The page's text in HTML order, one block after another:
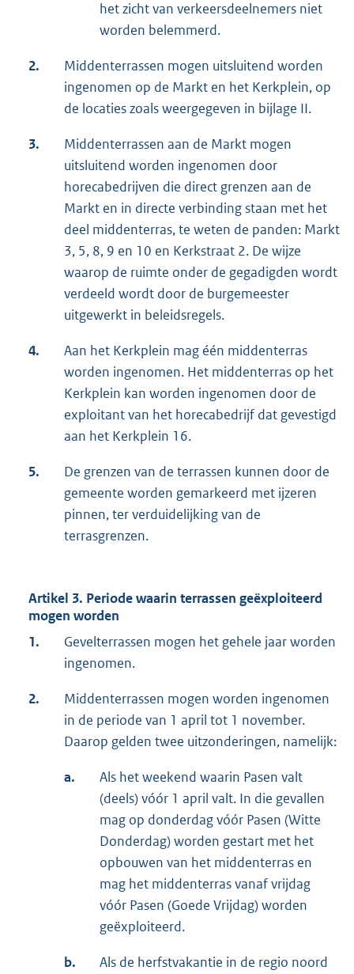
het zicht van verkeersdeelnemers niet
worden belemmerd.
2.
Middenterrassen mogen uitsluitend worden
ingenomen op de Markt en het Kerkplein, op
de locaties zoals weergegeven in bijlage II.
3.
Middenterrassen aan de Markt mogen
uitsluitend worden ingenomen door
horecabedrijven die direct grenzen aan de
Markt en in directe verbinding staan met het
deel middenterras, te weten de panden: Markt
3, 5, 8, 9 en 10 en Kerkstraat 2. De wijze
waarop de ruimte onder de gegadigden wordt
verdeeld wordt door de burgemeester
uitgewerkt in beleidsregels.
4.
Aan het Kerkplein mag één middenterras
worden ingenomen. Het middenterras op het
Kerkplein kan worden ingenomen door de
exploitant van het horecabedrijf dat gevestigd
aan het Kerkplein 16.
5.
De grenzen van de terrassen kunnen door de
gemeente worden gemarkeerd met ijzeren
pinnen, ter verduidelijking van de
terrasgrenzen.
Artikel 3. Periode waarin terrassen geëxploiteerd
mogen worden
1.
Gevelterrassen mogen het gehele jaar worden
ingenomen.
2.
Middenterrassen mogen worden ingenomen
in de periode van 1 april tot 1 november.
Daarop gelden twee uitzonderingen, namelijk:
a.
Als het weekend waarin Pasen valt
(deels) vóór 1 april valt. In die gevallen
mag op donderdag vóór Pasen (Witte
Donderdag) worden gestart met het
opbouwen van het middenterras en
mag het middenterras vanaf vrijdag
vóór Pasen (Goede Vrijdag) worden
geëxploiteerd.
b.
Als de herfstvakantie in de regio noord